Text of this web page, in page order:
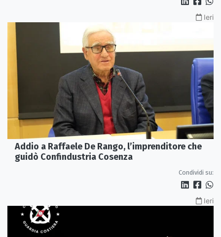
Ieri
Addio a Raffaele De Rango, l’imprenditore che
guidò Confindustria Cosenza
Condividi su:
Ieri